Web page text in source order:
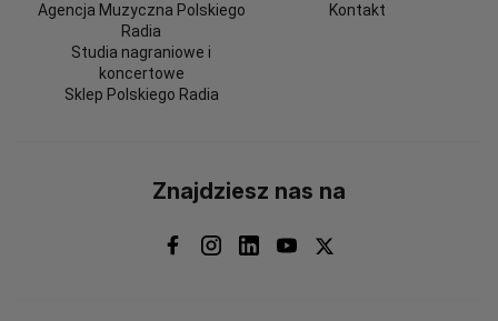
Agencja Muzyczna Polskiego
Radia
Studia nagraniowe i
koncertowe
Sklep Polskiego Radia
Kontakt
Znajdziesz nas na